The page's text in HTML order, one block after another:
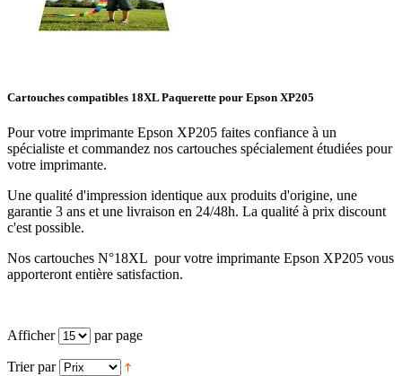
Cartouches compatibles 18XL Paquerette pour Epson XP205
Pour votre imprimante Epson XP205 faites confiance à un
spécialiste et commandez nos cartouches spécialement étudiées pour
votre imprimante.
Une qualité d'impression identique aux produits d'origine, une
garantie 3 ans et une livraison en 24/48h. La qualité à prix discount
c'est possible.
Nos cartouches N°18XL pour votre imprimante Epson XP205 vous
apporteront entière satisfaction.
Afficher par page
Trier par